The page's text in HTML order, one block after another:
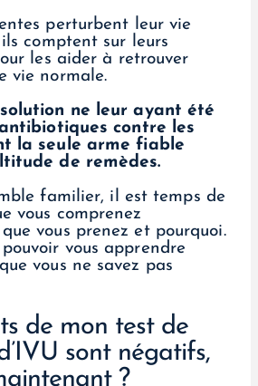
perturbent leur vie
comptent sur leurs
les aider à retrouver
vie normale.
ne leur ayant été
contre les
la seule arme fiable
de remèdes.
familier, il est temps de
vous comprenez
vous prenez et pourquoi.
vous apprendre
vous ne savez pas
de mon test de
sont négatifs,
?